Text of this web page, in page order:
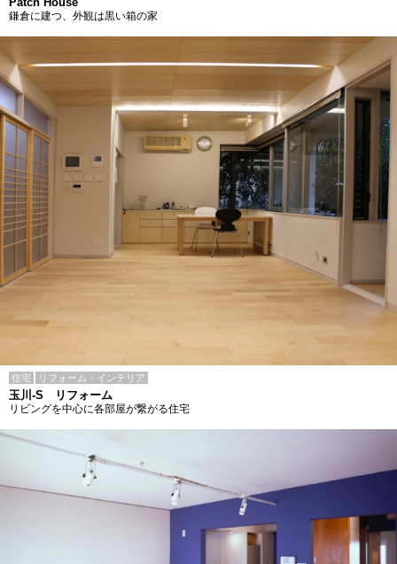
鎌倉に建つ、外観は黒い箱の家
住宅 リフォーム・インテリア
玉川-S リフォーム
リビングを中心に各部屋が繋がる住宅